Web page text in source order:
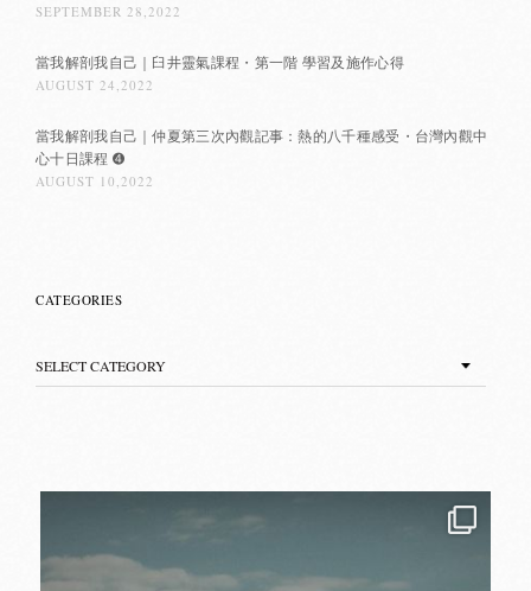
SEPTEMBER 28,2022
當我解剖我自己｜臼井靈氣課程・第一階 學習及施作心得
AUGUST 24,2022
當我解剖我自己｜仲夏第三次內觀記事：熱的八千種感受・台灣內觀中
心十日課程 ➍
AUGUST 10,2022
CATEGORIES